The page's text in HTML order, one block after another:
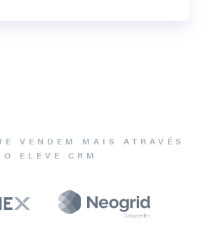
VENDEM MAIS ATRAVÉS
ELEVE CRM